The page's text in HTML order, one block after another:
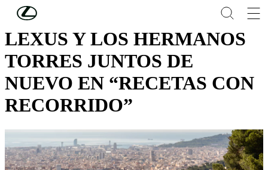
Skip to Main Content
LEXUS Y LOS HERMANOS
TORRES JUNTOS DE
NUEVO EN “RECETAS CON
RECORRIDO”